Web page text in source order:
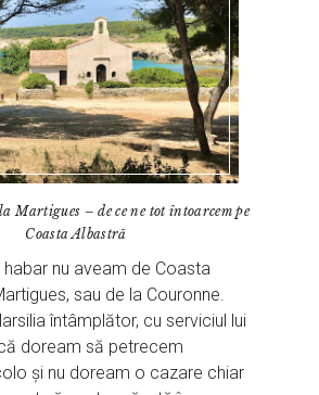
Martigues – de ce ne tot întoarcem pe
Coasta Albastră
nu aveam de Coasta
sau de la Couronne.
întâmplător, cu serviciul lui
doream să petrecem
și nu doream o cazare chiar